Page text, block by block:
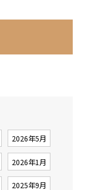
2026年5月
2026年1月
2025年9月